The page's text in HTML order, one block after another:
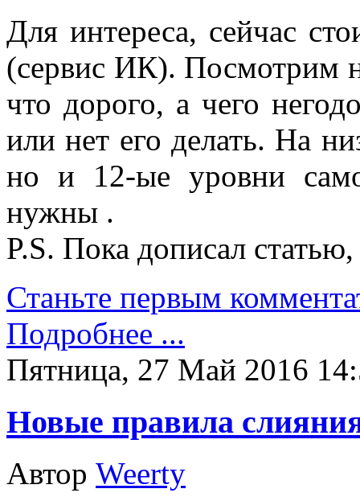
Для интереса, сейчас
(сервис ИК). Посмотрим
что дорого, а чего
или нет его делать. На
но и 12-ые уровни
нужны .
P.S. Пока дописал
Станьте первым
Подробнее ...
Пятница, 27 Май 2016
Новые правила
Автор Weerty